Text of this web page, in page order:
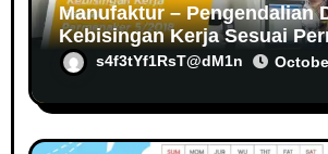
Manufaktur – Pengendalian
Kebisingan Kerja Sesuai
5/2018s4f3tYf1RsT@dM1n